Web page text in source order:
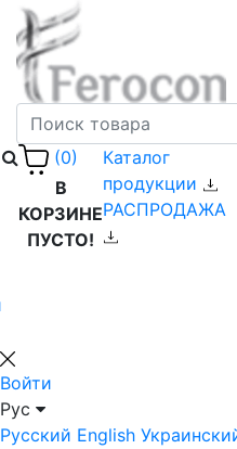
(0)
В
КОРЗИНЕ
ПУСТО!
Каталог
продукции
РАСПРОДАЖА
Войти
Рус
Русский English